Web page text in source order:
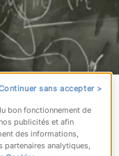
sans accepter >
bon fonctionnement de
publicités et afin
des informations,
partenaires analytiques,